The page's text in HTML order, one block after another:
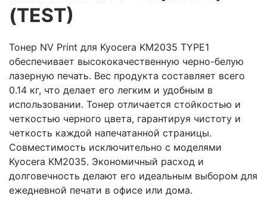
(TEST)
Тонер NV Print для Kyocera KM2035 TYPE1
обеспечивает высококачественную черно-белую
лазерную печать. Вес продукта составляет всего
0.14 кг, что делает его легким и удобным в
использовании. Тонер отличается стойкостью и
четкостью черного цвета, гарантируя чистоту и
четкость каждой напечатанной страницы.
Совместимость исключительно с моделями
Kyocera KM2035. Экономичный расход и
долговечность делают его идеальным выбором для
ежедневной печати в офисе или дома.